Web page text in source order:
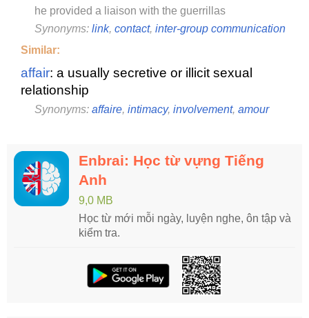
he provided a liaison with the guerrillas
Synonyms: link, contact, inter-group communication
Similar:
affair: a usually secretive or illicit sexual
relationship
Synonyms: affaire, intimacy, involvement, amour
Enbrai: Học từ vựng Tiếng
Anh
9,0 MB
Học từ mới mỗi ngày, luyện nghe, ôn tập và
kiểm tra.